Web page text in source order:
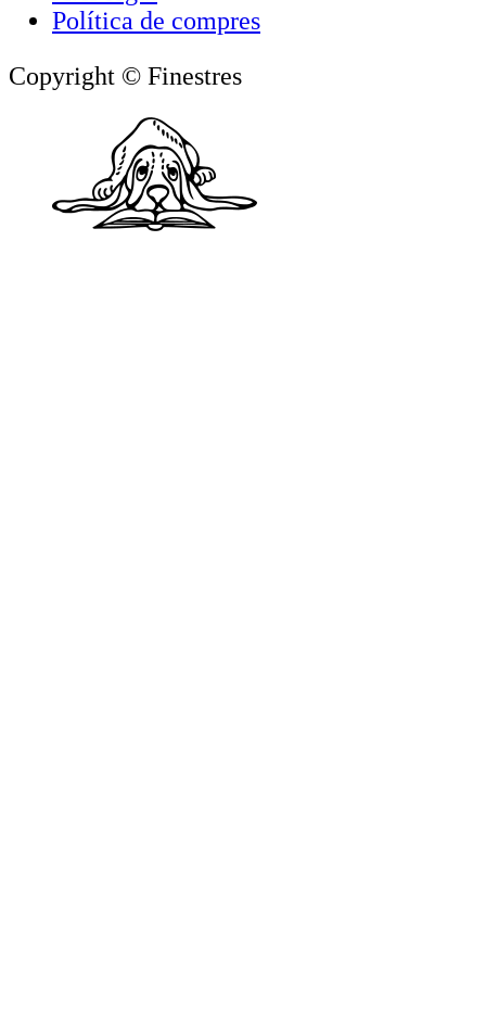
Política de compres
Copyright © Finestres